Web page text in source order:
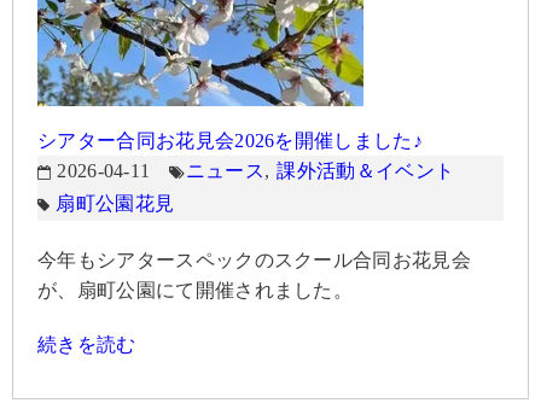
シアター合同お花見会2026を開催しました♪
2026-04-11
ニュース,課外活動＆イベント
扇町公園 花見
今年もシアタースペックのスクール合同お花見会
が、扇町公園にて開催されました。
続きを読む